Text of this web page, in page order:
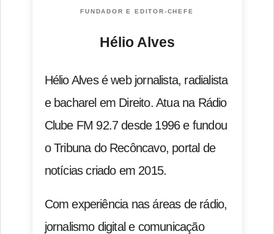
FUNDADOR E EDITOR-CHEFE
Hélio Alves
Hélio Alves é web jornalista, radialista
e bacharel em Direito. Atua na Rádio
Clube FM 92.7 desde 1996 e fundou
o Tribuna do Recôncavo, portal de
notícias criado em 2015.
Com experiência nas áreas de rádio,
jornalismo digital e comunicação